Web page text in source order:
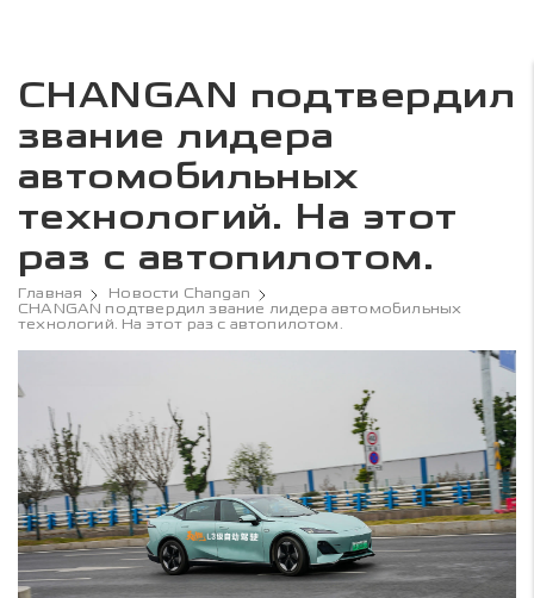
CHANGAN подтвердил
звание лидера
автомобильных
технологий. На этот
раз с автопилотом.
Главная
Новости Changan
CHANGAN подтвердил звание лидера автомобильных
технологий. На этот раз с автопилотом.